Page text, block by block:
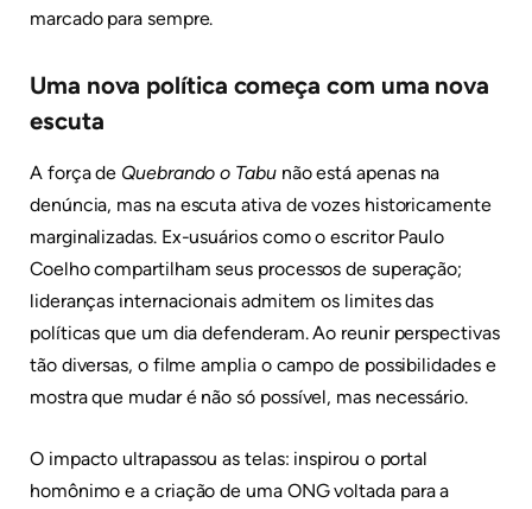
marcado para sempre.
Uma nova política começa com uma nova
escuta
A força de Quebrando o Tabunão está apenas na
denúncia, mas na escuta ativa de vozes historicamente
marginalizadas. Ex-usuários como o escritor Paulo
Coelho compartilham seus processos de superação;
lideranças internacionais admitem os limites das
políticas que um dia defenderam. Ao reunir perspectivas
tão diversas, o filme amplia o campo de possibilidades e
mostra que mudar é não só possível, mas necessário.
O impacto ultrapassou as telas: inspirou o portal
homônimo e a criação de uma ONG voltada para a